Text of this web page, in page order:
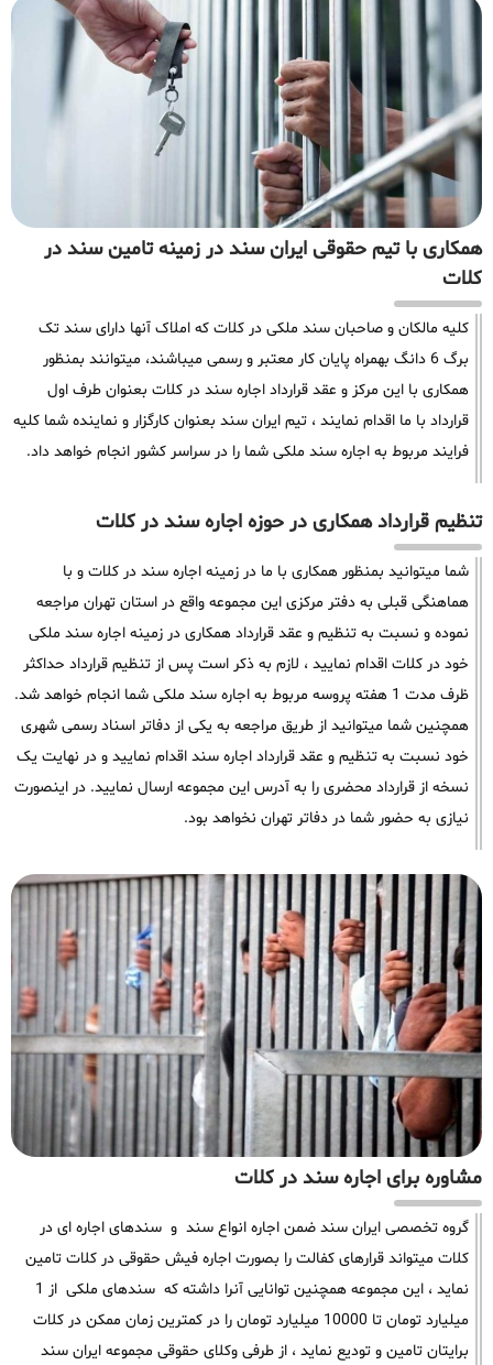
همکاری با تیم حقوقی ایران سند در زمینه تامین سند در
کلات
کلیه مالکان و صاحبان سند ملکی در کلات که املاک آنها دارای سند تک
برگ 6 دانگ بهمراه پایان کار معتبر و رسمی میباشند، میتوانند بمنظور
همکاری با این مرکز و عقد قرارداد اجاره سند در کلات بعنوان طرف اول
قرارداد با ما اقدام نمایند ، تیم ایران سند بعنوان کارگزار و نماینده شما کلیه
فرایند مربوط به اجاره سند ملکی شما را در سراسر کشور انجام خواهد داد.
تنظیم قرارداد همکاری در حوزه اجاره سند در کلات
شما میتوانید بمنظور همکاری با ما در زمینه اجاره سند در کلات و با
هماهنگی قبلی به دفتر مرکزی این مجموعه واقع در استان تهران مراجعه
نموده و نسبت به تنظیم و عقد قرارداد همکاری در زمینه اجاره سند ملکی
خود در کلات اقدام نمایید ، لازم به ذکر است پس از تنظیم قرارداد حداکثر
ظرف مدت 1 هفته پروسه مربوط به اجاره سند ملکی شما انجام خواهد شد.
همچنین شما میتوانید از طریق مراجعه به یکی از دفاتر اسناد رسمی شهری
خود نسبت به تنظیم و عقد قرارداد اجاره سند اقدام نمایید و در نهایت یک
نسخه از قرارداد محضری را به آدرس این مجموعه ارسال نمایید. در اینصورت
نیازی به حضور شما در دفاتر تهران نخواهد بود.
مشاوره برای اجاره سند در کلات
گروه تخصصی ایران سند ضمن اجاره انواع سند و سندهای اجاره ای در
کلات میتواند قرارهای کفالت را بصورت اجاره فیش حقوقی در کلات تامین
نماید ، این مجموعه همچنین توانایی آنرا داشته که سندهای ملکی از 1
میلیارد تومان تا 10000 میلیارد تومان را در کمترین زمان ممکن در کلات
برایتان تامین و تودیع نماید ، از طرفی وکلای حقوقی مجموعه ایران سند